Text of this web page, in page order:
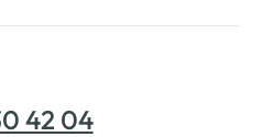
42 04